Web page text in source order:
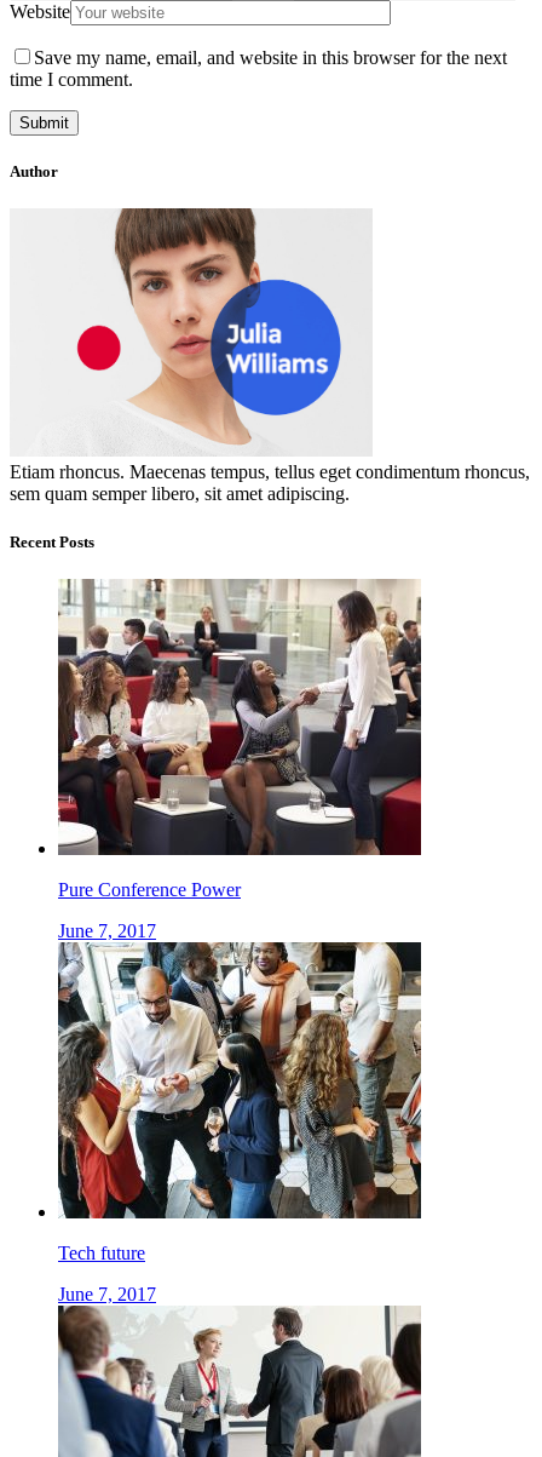
Website
Save my name, email, and website in this browser for the next
time I comment.
Author
Etiam rhoncus. Maecenas tempus, tellus eget condimentum rhoncus,
sem quam semper libero, sit amet adipiscing.
Recent Posts
Pure Conference Power
June 7, 2017
Tech future
June 7, 2017